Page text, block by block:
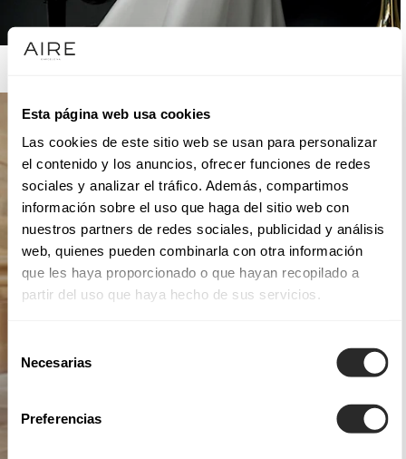
Esta página web usa cookies
Las cookies de este sitio web se usan para personalizar
el contenido y los anuncios, ofrecer funciones de redes
sociales y analizar el tráfico. Además, compartimos
información sobre el uso que haga del sitio web con
nuestros partners de redes sociales, publicidad y análisis
web, quienes pueden combinarla con otra información
que les haya proporcionado o que hayan recopilado a
partir del uso que haya hecho de sus servicios.
Necesarias
Preferencias
AIRE ATELIER